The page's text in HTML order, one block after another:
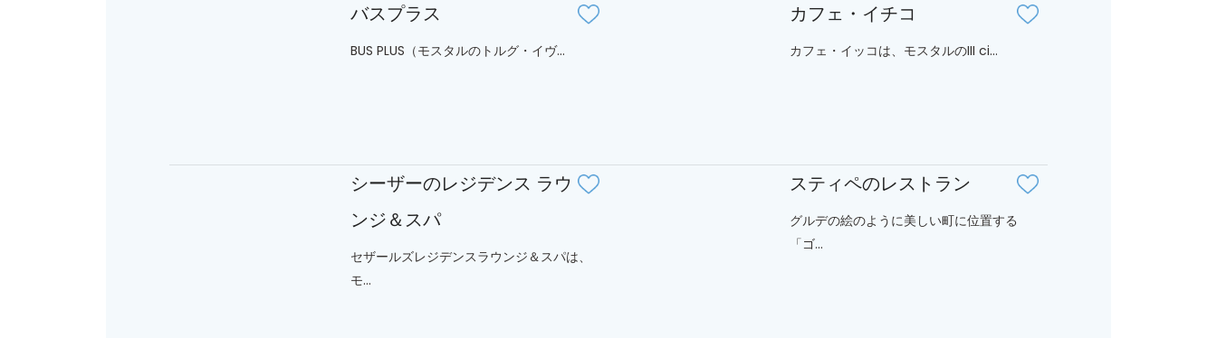
バスプラス
BUS PLUS（モスタルのトルグ・イヴ...
カフェ・イチコ
カフェ・イッコは、モスタルのIII ci...
シーザーのレジデンス ラウ
ンジ＆スパ
セザールズレジデンスラウンジ＆スパは、
モ...
スティペのレストラン
グルデの絵のように美しい町に位置する
「ゴ...